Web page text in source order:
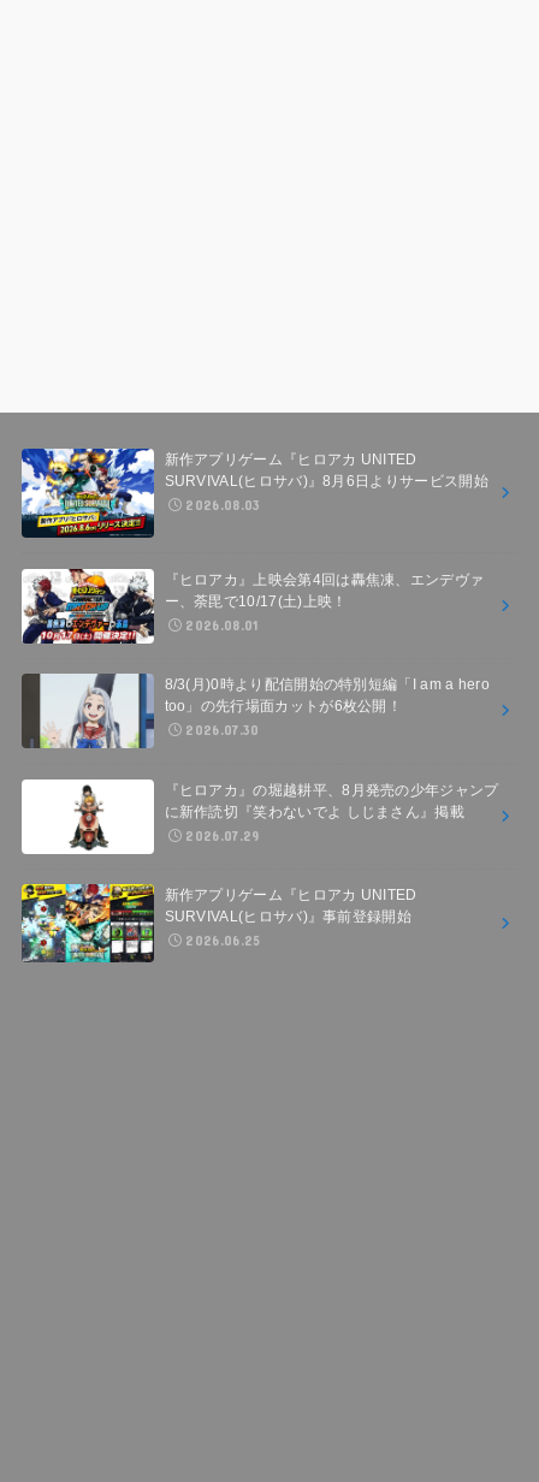
新作アプリゲーム『ヒロアカ UNITED
SURVIVAL(ヒロサバ)』8月6日よりサービス開始
2026.08.03
『ヒロアカ』上映会第4回は轟焦凍、エンデヴァ
ー、荼毘で10/17(土)上映！
2026.08.01
8/3(月)0時より配信開始の特別短編「I am a hero
too」の先行場面カットが6枚公開！
2026.07.30
『ヒロアカ』の堀越耕平、8月発売の少年ジャンプ
に新作読切『笑わないでよ しじまさん』掲載
2026.07.29
新作アプリゲーム『ヒロアカ UNITED
SURVIVAL(ヒロサバ)』事前登録開始
2026.06.25